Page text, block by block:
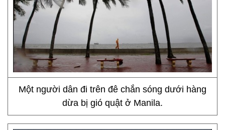
Một người dân đi trên đê chắn sóng dưới hàng
dừa bị gió quật ở Manila.